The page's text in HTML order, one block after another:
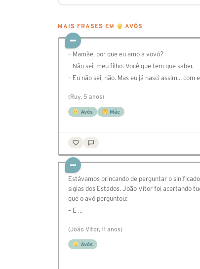
MAIS FRASES EM AVÓS
– Mamãe, por que eu amo a vovó?
– Não sei, meu filho. Você que tem que saber.
– Eu não sei, não. Mas eu já nasci assim… com
(Ruy, 5 anos)
Avós Mãe
Estávamos brincando de perguntar o
siglas dos Estados. João Vitor foi acertando
que o avô perguntou:
– E …
(João Vitor, 11 anos)
Avós